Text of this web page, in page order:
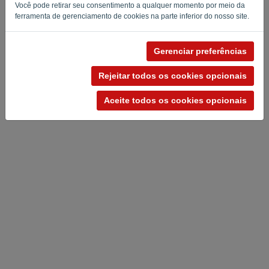
Você pode retirar seu consentimento a qualquer momento por meio da
ferramenta de gerenciamento de cookies na parte inferior do nosso site.
Gerenciar preferências
Rejeitar todos os cookies opcionais
Aceite todos os cookies opcionais
-Termos e condições